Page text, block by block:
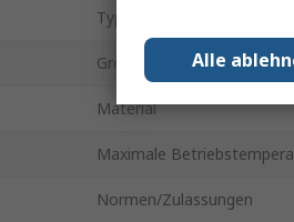
Typ der Rohrverbindung
Größe der Rohrverbindung
Material
Maximale
Normen/Zulassungen
Alle